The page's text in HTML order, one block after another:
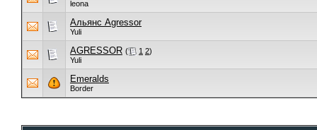
leona
Альянс Agressor
Yuli
AGRESSOR ( 1 2)
Yuli
Emeralds
Border